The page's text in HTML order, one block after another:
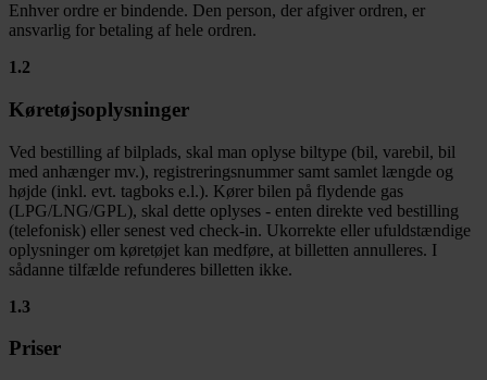
Enhver ordre er bindende. Den person, der afgiver ordren, er
ansvarlig for betaling af hele ordren.
1.2
Køretøjsoplysninger
Ved bestilling af bilplads, skal man oplyse biltype (bil, varebil, bil
med anhænger mv.), registreringsnummer samt samlet længde og
højde (inkl. evt. tagboks e.l.). Kører bilen på flydende gas
(LPG/LNG/GPL), skal dette oplyses - enten direkte ved bestilling
(telefonisk) eller senest ved check-in. Ukorrekte eller ufuldstændige
oplysninger om køretøjet kan medføre, at billetten annulleres. I
sådanne tilfælde refunderes billetten ikke.
1.3
Priser